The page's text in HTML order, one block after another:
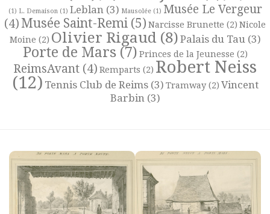
(1) L. Demaison (1) Leblan (3) Mausolée(1) Musée Le Vergeur
(4) Musée Saint-Remi (5) Narcisse Brunette (2) Nicole
Moine (2) Olivier Rigaud (8) Palais du Tau (3)
Porte de Mars(7) Princes de la Jeunesse (2)
ReimsAvant (4) Remparts (2) Robert Neiss
(12) Tennis Club de Reims(3) Tramway(2) Vincent
Barbin (3)